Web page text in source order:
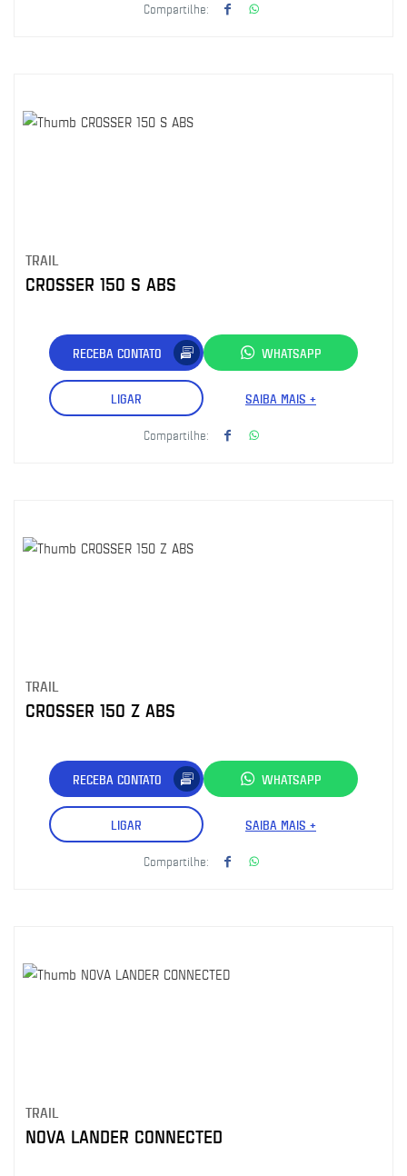
Compartilhe:
TRAIL
CROSSER 150 S ABS
RECEBA CONTATO WHATSAPP
LIGAR SAIBA MAIS +
Compartilhe:
TRAIL
CROSSER 150 Z ABS
RECEBA CONTATO WHATSAPP
LIGAR SAIBA MAIS +
Compartilhe:
TRAIL
NOVA LANDER CONNECTED